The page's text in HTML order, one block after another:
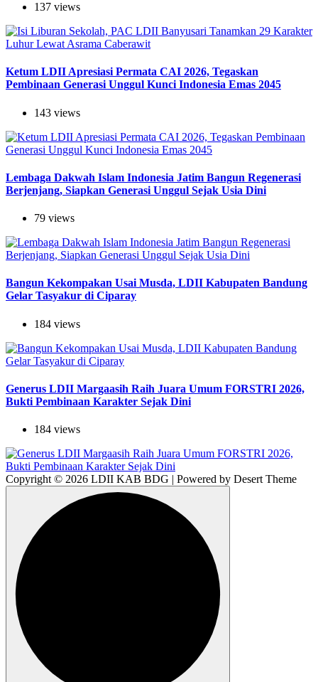
137 views
Ketum LDII Apresiasi Permata CAI 2026, Tegaskan
Pembinaan Generasi Unggul Kunci Indonesia Emas 2045
143 views
Lembaga Dakwah Islam Indonesia Jatim Bangun Regenerasi
Berjenjang, Siapkan Generasi Unggul Sejak Usia Dini
79 views
Bangun Kekompakan Usai Musda, LDII Kabupaten Bandung
Gelar Tasyakur di Ciparay
184 views
Generus LDII Margaasih Raih Juara Umum FORSTRI 2026,
Bukti Pembinaan Karakter Sejak Dini
184 views
Copyright © 2026 LDII KAB BDG | Powered by Desert Theme